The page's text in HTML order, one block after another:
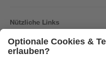
Nützliche Links